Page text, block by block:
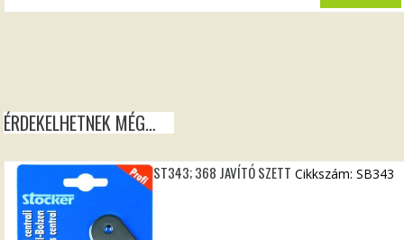
ÉRDEKELHETNEK MÉG…
ST343; 368 JAVÍTÓ SZETT Cikkszám: SB343